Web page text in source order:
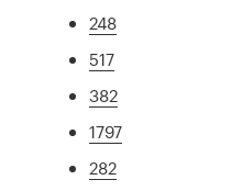
248
517
382
1797
282